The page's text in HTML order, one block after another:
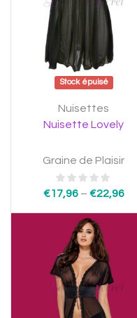
Stock épuisé
Nuisettes
Nuisette Lovely
Graine de Plaisir
€17,96– €22,96